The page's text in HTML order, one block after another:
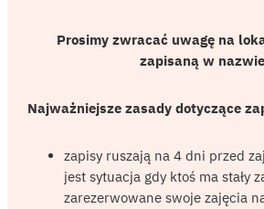
Prosimy zwracać uwagę na
zapisaną w
Najważniejsze zasady dotyczące
zapisy ruszają na 4 dni przed
jest sytuacja gdy ktoś ma stały
zarezerwowane swoje zajęcia